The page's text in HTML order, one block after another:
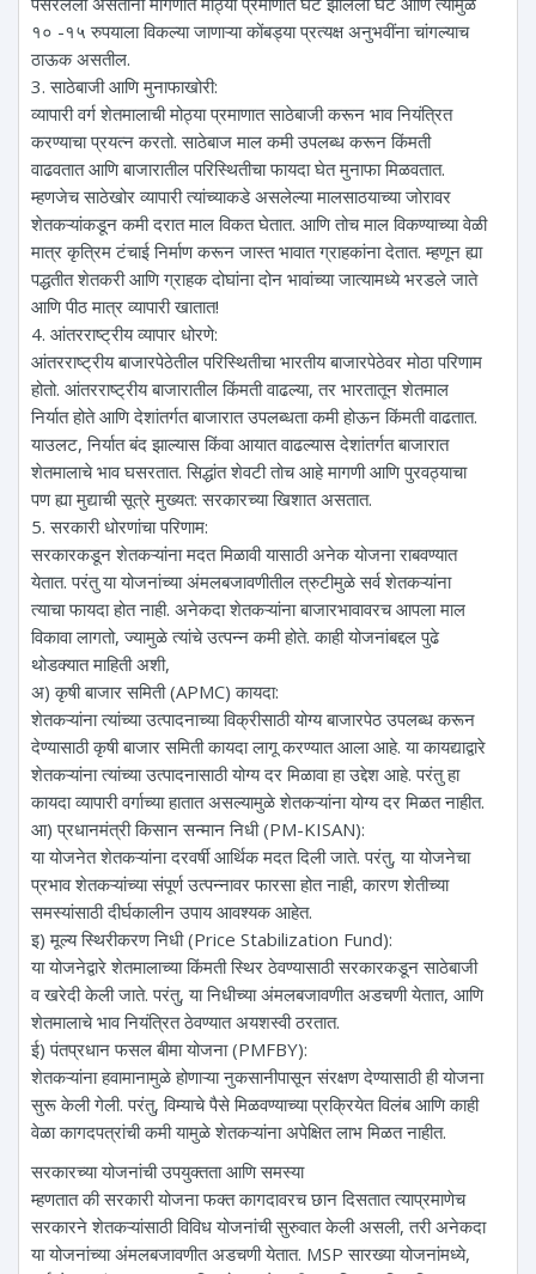
१० -१५ रुपयाला विकल्या जाणाऱ्या कोंबड्या प्रत्यक्ष अनुभवींना चांगल्याच
ठाऊक असतील.
3. साठेबाजी आणि मुनाफाखोरी:
व्यापारी वर्ग शेतमालाची मोठ्या प्रमाणात साठेबाजी करून भाव नियंत्रित
करण्याचा प्रयत्न करतो. साठेबाज माल कमी उपलब्ध करून किंमती
वाढवतात आणि बाजारातील परिस्थितीचा फायदा घेत मुनाफा मिळवतात.
म्हणजेच साठेखोर व्यापारी त्यांच्याकडे असलेल्या मालसाठयाच्या जोरावर
शेतकऱ्यांकडून कमी दरात माल विकत घेतात. आणि तोच माल विकण्याच्या वेळी
मात्र कृत्रिम टंचाई निर्माण करून जास्त भावात ग्राहकांना देतात. म्हणून ह्या
पद्धतीत शेतकरी आणि ग्राहक दोघांना दोन भावांच्या जात्यामध्ये भरडले जाते
आणि पीठ मात्र व्यापारी खातात!
4. आंतरराष्ट्रीय व्यापार धोरणे:
आंतरराष्ट्रीय बाजारपेठेतील परिस्थितीचा भारतीय बाजारपेठेवर मोठा परिणाम
होतो. आंतरराष्ट्रीय बाजारातील किंमती वाढल्या, तर भारतातून शेतमाल
निर्यात होते आणि देशांतर्गत बाजारात उपलब्धता कमी होऊन किंमती वाढतात.
याउलट, निर्यात बंद झाल्यास किंवा आयात वाढल्यास देशांतर्गत बाजारात
शेतमालाचे भाव घसरतात. सिद्धांत शेवटी तोच आहे मागणी आणि पुरवठ्याचा
पण ह्या मुद्याची सूत्रे मुख्यत: सरकारच्या खिशात असतात.
5. सरकारी धोरणांचा परिणाम:
सरकारकडून शेतकऱ्यांना मदत मिळावी यासाठी अनेक योजना राबवण्यात
येतात. परंतु या योजनांच्या अंमलबजावणीतील त्रुटीमुळे सर्व शेतकऱ्यांना
त्याचा फायदा होत नाही. अनेकदा शेतकऱ्यांना बाजारभावावरच आपला माल
विकावा लागतो, ज्यामुळे त्यांचे उत्पन्न कमी होते. काही योजनांबद्दल पुढे
थोडक्यात माहिती अशी,
अ) कृषी बाजार समिती (APMC) कायदा:
शेतकऱ्यांना त्यांच्या उत्पादनाच्या विक्रीसाठी योग्य बाजारपेठ उपलब्ध करून
देण्यासाठी कृषी बाजार समिती कायदा लागू करण्यात आला आहे. या कायद्याद्वारे
शेतकऱ्यांना त्यांच्या उत्पादनासाठी योग्य दर मिळावा हा उद्देश आहे. परंतु हा
कायदा व्यापारी वर्गाच्या हातात असल्यामुळे शेतकऱ्यांना योग्य दर मिळत नाहीत.
आ) प्रधानमंत्री किसान सन्मान निधी (PM-KISAN):
या योजनेत शेतकऱ्यांना दरवर्षी आर्थिक मदत दिली जाते. परंतु, या योजनेचा
प्रभाव शेतकऱ्यांच्या संपूर्ण उत्पन्नावर फारसा होत नाही, कारण शेतीच्या
समस्यांसाठी दीर्घकालीन उपाय आवश्यक आहेत.
इ) मूल्य स्थिरीकरण निधी (Price Stabilization Fund):
या योजनेद्वारे शेतमालाच्या किंमती स्थिर ठेवण्यासाठी सरकारकडून साठेबाजी
व खरेदी केली जाते. परंतु, या निधीच्या अंमलबजावणीत अडचणी येतात, आणि
शेतमालाचे भाव नियंत्रित ठेवण्यात अयशस्वी ठरतात.
ई) पंतप्रधान फसल बीमा योजना (PMFBY):
शेतकऱ्यांना हवामानामुळे होणाऱ्या नुकसानीपासून संरक्षण देण्यासाठी ही योजना
सुरू केली गेली. परंतु, विम्याचे पैसे मिळवण्याच्या प्रक्रियेत विलंब आणि काही
वेळा कागदपत्रांची कमी यामुळे शेतकऱ्यांना अपेक्षित लाभ मिळत नाहीत.
सरकारच्या योजनांची उपयुक्तता आणि समस्या
म्हणतात की सरकारी योजना फक्त कागदावरच छान दिसतात त्याप्रमाणेच
सरकारने शेतकऱ्यांसाठी विविध योजनांची सुरुवात केली असली, तरी अनेकदा
या योजनांच्या अंमलबजावणीत अडचणी येतात. MSP सारख्या योजनांमध्ये,